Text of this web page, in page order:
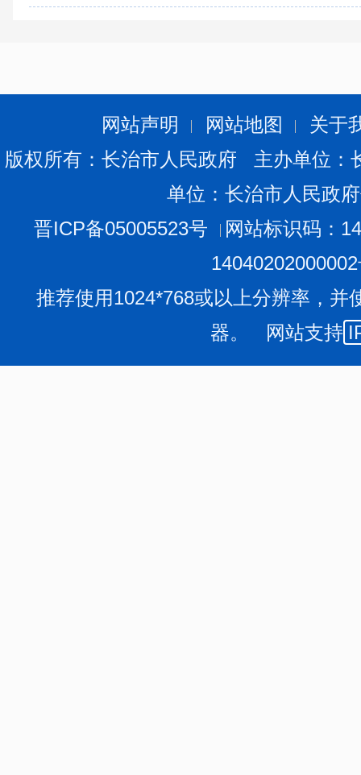
网站声明 网站地图
关于
版权所有：长治市人民政府 主办单位
单位：长治市人民政
晋ICP备05005523号
网站标识码：
推荐使用1024*768或以上分辨率，并
器。 网站支持